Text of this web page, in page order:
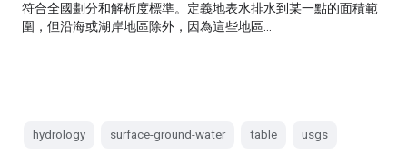
符合全國劃分和解析度標準。定義地表水排水到某一點的面積範
圍，但沿海或湖岸地區除外，因為這些地區…
hydrology surface-ground-water table usgs